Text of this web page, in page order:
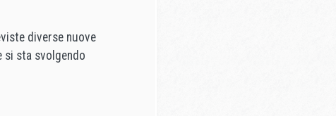
diverse nuove
si sta svolgendo